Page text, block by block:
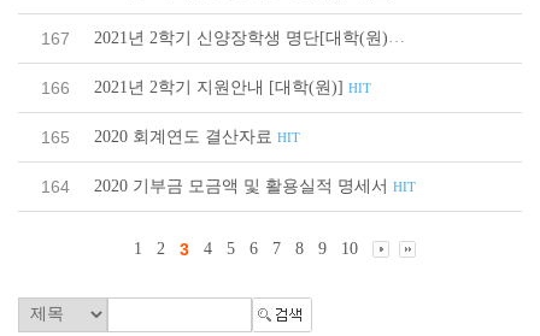
167
166 2021년 2학기 지원안내 [대학(원)] HIT
165 2020 회계연도 결산자료 HIT
164 2020 기부금 모금액 및 활용실적 명세서 HIT
1 2 3 4 5 6 7 8 9 10